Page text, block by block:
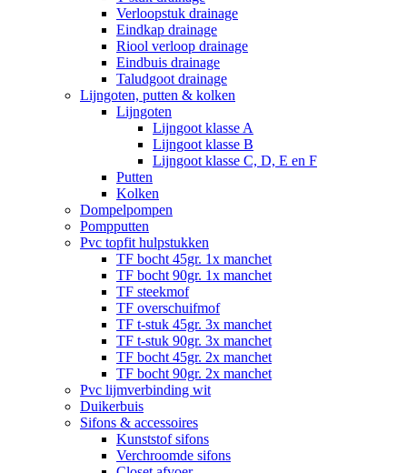
Verloopstuk drainage
Eindkap drainage
Riool verloop drainage
Eindbuis drainage
Taludgoot drainage
Lijngoten, putten & kolken
Lijngoten
Lijngoot klasse A
Lijngoot klasse B
Lijngoot klasse C, D, E en F
Putten
Kolken
Dompelpompen
Pompputten
Pvc topfit hulpstukken
TF bocht 45gr. 1x manchet
TF bocht 90gr. 1x manchet
TF steekmof
TF overschuifmof
TF t-stuk 45gr. 3x manchet
TF t-stuk 90gr. 3x manchet
TF bocht 45gr. 2x manchet
TF bocht 90gr. 2x manchet
Pvc lijmverbinding wit
Duikerbuis
Sifons & accessoires
Kunststof sifons
Verchroomde sifons